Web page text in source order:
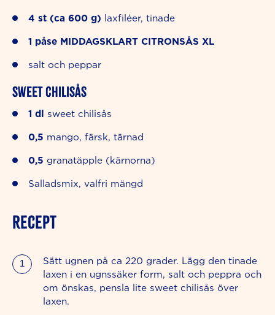
4 st (ca 600 g) laxfiléer, tinade
1 påse MIDDAGSKLART CITRONSÅS XL
salt och peppar
Sweet chilisås
1 dl sweet chilisås
0,5 mango, färsk, tärnad
0,5 granatäpple (kärnorna)
Salladsmix, valfri mängd
RECEPT
Sätt ugnen på ca 220 grader. Lägg den tinade
laxen i en ugnssäker form, salt och peppra och
om önskas, pensla lite sweet chilisås över
laxen.